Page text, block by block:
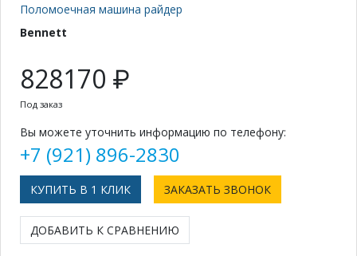
Поломоечная машина райдер
Bennett
828170 ₽
Под заказ
Вы можете уточнить информацию по телефону:
+7 (921) 896-2830
КУПИТЬ В 1 КЛИК ЗАКАЗАТЬ ЗВОНОК
ДОБАВИТЬ К СРАВНЕНИЮ